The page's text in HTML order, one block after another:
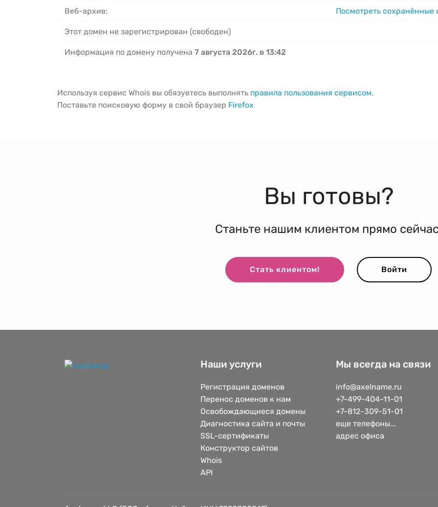
Веб-архив: Посмотреть сохранённые
Этот домен не зарегистрирован (свободен)
Информация по домену получена 7 августа 2026г. в 13:42
Используя сервис Whois вы обязуетесь выполнять правила пользования сервисом.
Поставьте поисковую форму в свой браузер Firefox
Вы готовы?
Станьте нашим клиентом прямо
Стать клиентом! Войти
Наши услуги
Регистрация доменов
Перенос доменов к нам
Освобождающиеся домены
Диагностика сайта и почты
SSL-сертификаты
Конструктор сайтов
Whois
API
Мы всегда на связи
info@axelname.ru
+7-499-404-11-01
+7-812-309-51-01
еще телефоны...
адрес офиса